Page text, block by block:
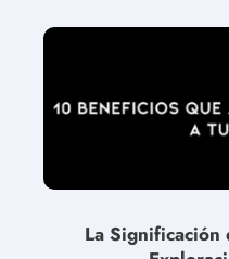
La Significación